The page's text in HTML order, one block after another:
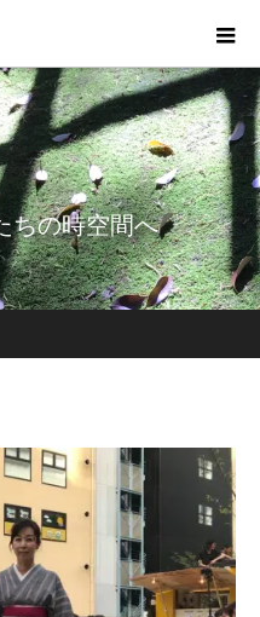
ちの時空間へ